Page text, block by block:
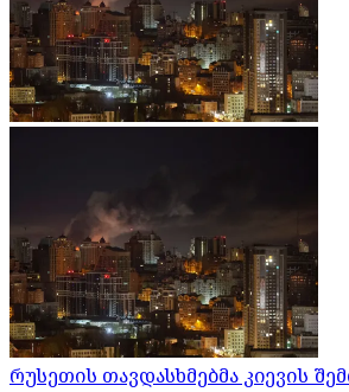
რუსეთის თავდასხმებმა კიევის